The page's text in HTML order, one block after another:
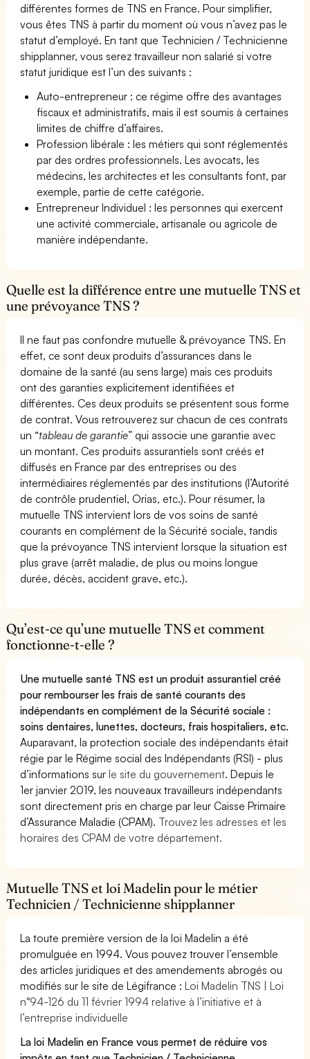
différentes formes de TNS en France. Pour simplifier,
vous êtes TNS à partir du moment où vous n’avez pas le
statut d’employé. En tant que Technicien / Technicienne
shipplanner, vous serez travailleur non salarié si votre
statut juridique est l’un des suivants :
Auto-entrepreneur : ce régime offre des avantages
fiscaux et administratifs, mais il est soumis à certaines
limites de chiffre d’affaires.
Profession libérale : les métiers qui sont réglementés
par des ordres professionnels. Les avocats, les
médecins, les architectes et les consultants font, par
exemple, partie de cette catégorie.
Entrepreneur Individuel : les personnes qui exercent
une activité commerciale, artisanale ou agricole de
manière indépendante.
Quelle est la différence entre une mutuelle TNS et
une prévoyance TNS ?
Il ne faut pas confondre mutuelle & prévoyance TNS. En
effet, ce sont deux produits d’assurances dans le
domaine de la santé (au sens large) mais ces produits
ont des garanties explicitement identifiées et
différentes. Ces deux produits se présentent sous forme
de contrat. Vous retrouverez sur chacun de ces contrats
un “tableau de garantie” qui associe une garantie avec
un montant. Ces produits assurantiels sont créés et
diffusés en France par des entreprises ou des
intermédiaires réglementés par des institutions (l’Autorité
de contrôle prudentiel, Orias, etc.). Pour résumer, la
mutuelle TNS intervient lors de vos soins de santé
courants en complément de la Sécurité sociale, tandis
que la prévoyance TNS intervient lorsque la situation est
plus grave (arrêt maladie, de plus ou moins longue
durée, décès, accident grave, etc.).
Qu’est-ce qu’une mutuelle TNS et comment
fonctionne-t-elle ?
Une mutuelle santé TNS est un produit assurantiel créé
pour rembourser les frais de santé courants des
indépendants en complément de la Sécurité sociale :
soins dentaires, lunettes, docteurs, frais hospitaliers, etc.
Auparavant, la protection sociale des indépendants était
régie par le Régime social des Indépendants (RSI) - plus
d’informations surle site du gouvernement. Depuis le
1er janvier 2019, les nouveaux travailleurs indépendants
sont directement pris en charge par leur Caisse Primaire
d’Assurance Maladie (CPAM). Trouvez les adresses et les
horaires des CPAM de votre département.
Mutuelle TNS et loi Madelin pour le métier
Technicien / Technicienne shipplanner
La toute première version de la loi Madelin a été
promulguée en 1994. Vous pouvez trouver l’ensemble
des articles juridiques et des amendements abrogés ou
modifiés sur le site de Légifrance :Loi Madelin TNS | Loi
n°94-126 du 11 février 1994 relative à l’initiative et à
l’entreprise individuelle
La loi Madelin en France vous permet de réduire vos